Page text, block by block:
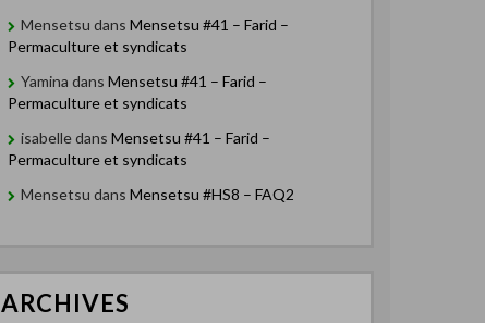
Mensetsu dans Mensetsu #41 – Farid –
Permaculture et syndicats
Yamina dans Mensetsu #41 – Farid –
Permaculture et syndicats
isabelledans Mensetsu #41 – Farid –
Permaculture et syndicats
Mensetsu dans Mensetsu #HS8 – FAQ2
ARCHIVES